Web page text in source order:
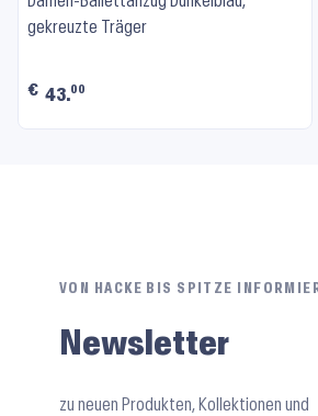
gekreuzte Träger
€ 43.00
VON HACKE BIS SPITZE
Newsletter
zu neuen Produkten, Kollektionen und